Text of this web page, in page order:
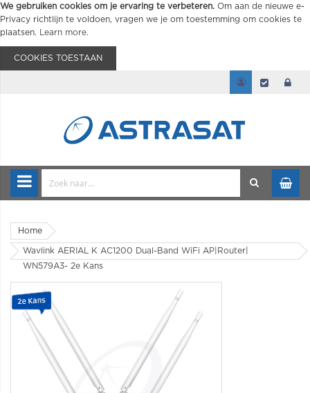
We gebruiken cookies om je ervaring te verbeteren. Om aan de nieuwe e-
Privacy richtlijn te voldoen, vragen we je om toestemming om cookies te
plaatsen.
Learn more.
COOKIES TOESTAAN
Home
Wavlink AERIAL K AC1200 Dual-Band WiFi AP|Router|
WN579A3- 2e Kans